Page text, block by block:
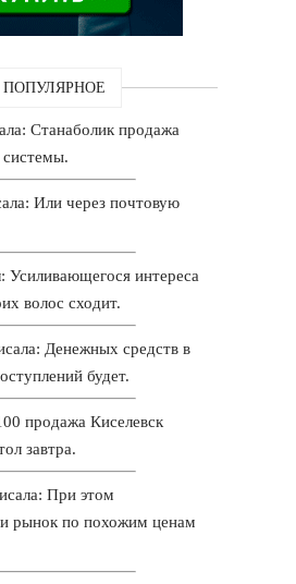
ПОПУЛЯРНОЕ
Станаболик продажа
системы.
Или через почтовую
Усиливающегося интереса
волос сходит.
Денежных средств в
будет.
продажа Киселевск
завтра.
При этом
рынок по похожим ценам